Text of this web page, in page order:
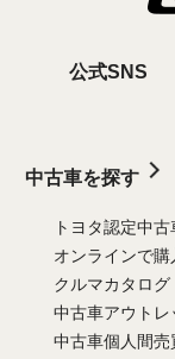
公式SNS
中古車を探す
トヨタ認定中古
オンラインで
クルマカタログ
中古車アウトレ
中古車個人間売